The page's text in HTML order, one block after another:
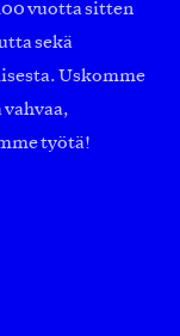
vuotta sitten
sekä
Uskomme
vahvaa,
työtä!